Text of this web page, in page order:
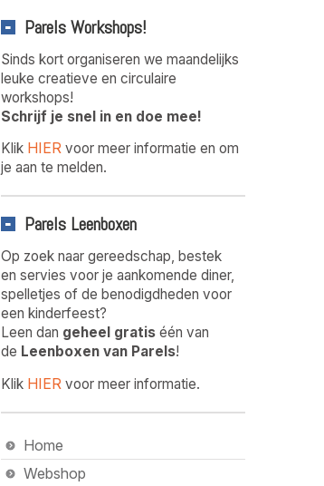
Parels Workshops!
Sinds kort organiseren we maandelijks
leuke creatieve en circulaire
workshops!
Schrijf je snel in en doe mee!
Klik HIER voor meer informatie en om
je aan te melden.
Parels Leenboxen
Op zoek naar gereedschap, bestek
en servies voor je aankomende diner,
spelletjes of de benodigdheden voor
een kinderfeest?
Leen dan geheel gratis één van
de Leenboxen van Parels!
Klik HIER voor meer informatie.
Home
Webshop